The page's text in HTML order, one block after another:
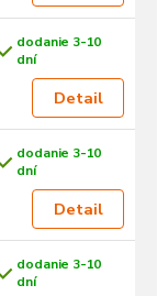
dodanie 3-10
dní
Detail
dodanie 3-10
dní
Detail
dodanie 3-10
dní